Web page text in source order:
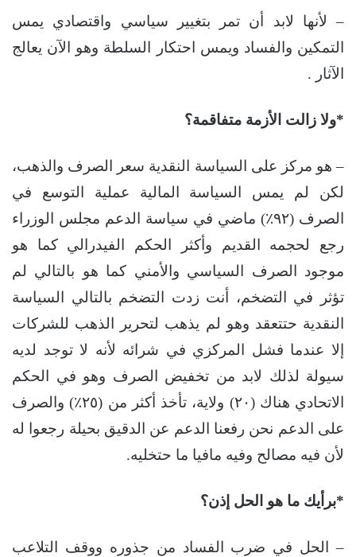
– لأنها لابد أن تمر بتغيير سياسي واقتصادي يمس
التمكين والفساد ويمس احتكار السلطة وهو الآن يعالج
الآثار .
*ولا زالت الأزمة متفاقمة؟
– هو مركز على السياسة النقدية سعر الصرف والذهب،
لكن لم يمس السياسة المالية عملية التوسع في
الصرف (٩٢٪؜) ماضي في سياسة الدعم مجلس الوزراء
رجع لحجمه القديم وأكثر الحكم الفيدرالي كما هو
موجود الصرف السياسي والأمني كما هو بالتالي لم
تؤثر في التضخم، أنت زدت التضخم بالتالي السياسة
النقدية حتتعقد وهو لم يذهب لتحرير الذهب للشركات
إلا عندما فشل المركزي في شرائه لأنه لا توجد لديه
سيولة لذلك لابد من تخفيض الصرف وهو في الحكم
الاتحادي هناك (٢٠) ولاية، تأخذ أكثر من (٢٥٪؜) والصرف
على الدعم نحن رفعنا الدعم عن الدقيق بحيلة رجعوا له
لأن فيه مصالح وفيه مافيا ما حتخليه.
*برأيك ما هو الحل إذن؟
– الحل في ضرب الفساد من جذوره ووقف التلاعب